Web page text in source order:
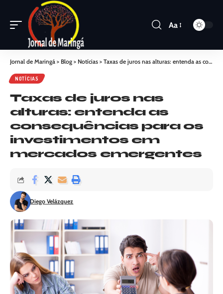
Aa
Jornal de Maringá > Blog > Notícias > Taxas de juros nas alturas: entenda as consequências para os investimentos em mercados emergentes
NOTÍCIAS
Taxas de juros nas
alturas: entenda as
consequências para os
investimentos em
mercados emergentes
Diego Velázquez